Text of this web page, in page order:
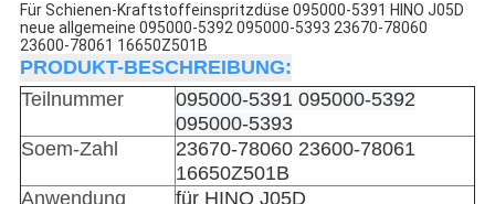
Für Schienen-Kraftstoffeinspritzdüse 095000-5391 HINO J05D
neue allgemeine 095000-5392 095000-5393 23670-78060
23600-78061 16650Z501B
PRODUKT-BESCHREIBUNG:
Teilnummer
095000-5391 095000-5392
095000-5393
Soem-Zahl
23670-78060 23600-78061
16650Z501B
Anwendung
für HINO J05D